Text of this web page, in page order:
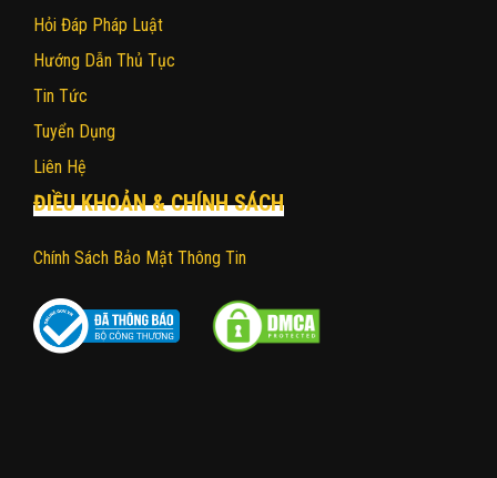
Hỏi Đáp Pháp Luật
Hướng Dẫn Thủ Tục
Tin Tức
Tuyển Dụng
Liên Hệ
ĐIỀU KHOẢN & CHÍNH SÁCH
Chính Sách Bảo Mật Thông Tin